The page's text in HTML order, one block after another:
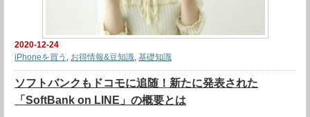
2020-12-24
iPhoneを買う
お得情報&豆知識 基礎知識
ソフトバンクもドコモに追随！新たに発表された
「SoftBank on LINE」の概要とは